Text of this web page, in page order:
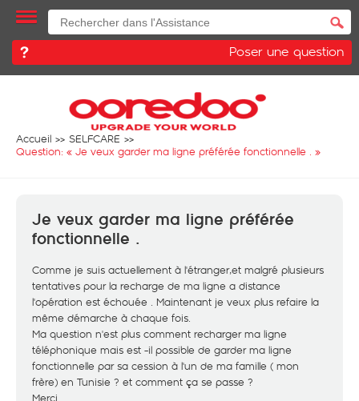
Poser une question
Accueil
SELFCARE
Question: « Je veux garder ma ligne préférée fonctionnelle . »
Je veux garder ma ligne préférée
fonctionnelle .
Comme je suis actuellement à l'étranger,et malgré plusieurs
tentatives pour la recharge de ma ligne a distance
l'opération est échouée . Maintenant je veux plus refaire la
même démarche à chaque fois.
Ma question n'est plus comment recharger ma ligne
téléphonique mais est -il possible de garder ma ligne
fonctionnelle par sa cession à l'un de ma famille ( mon
frère) en Tunisie ? et comment ça se passe ?
Merci